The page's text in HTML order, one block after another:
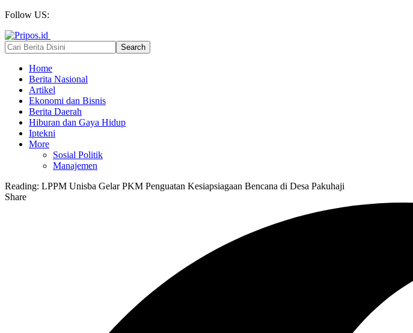
Follow US:
Home
Berita Nasional
Artikel
Ekonomi dan Bisnis
Berita Daerah
Hiburan dan Gaya Hidup
Iptekni
More
Sosial Politik
Manajemen
Reading: LPPM Unisba Gelar PKM Penguatan Kesiapsiagaan Bencana di Desa Pakuhaji
Share